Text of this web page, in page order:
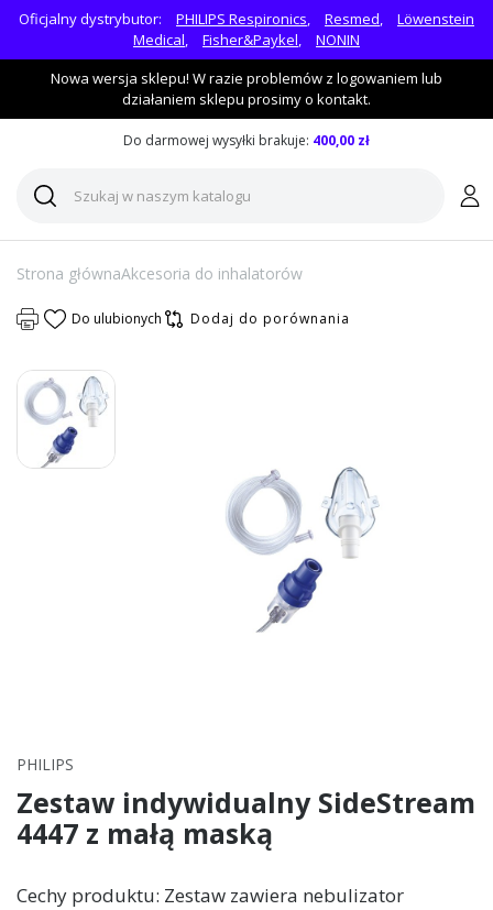
Oficjalny dystrybutor: PHILIPS Respironics, Resmed,
Löwenstein
Medical, Fisher&Paykel,
NONIN
Nowa wersja sklepu! W razie problemów z logowaniem lub
działaniem sklepu prosimy o kontakt.
Do darmowej wysyłki brakuje: 400,00 zł
Strona głównaAkcesoria do inhalatorów
Do ulubionych Dodaj do porównania
PHILIPS
Zestaw indywidualny SideStream
4447 z małą maską
Cechy produktu: Zestaw zawiera nebulizator